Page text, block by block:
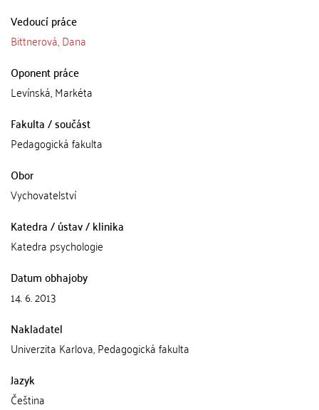
Vedoucí práce
Bittnerová, Dana
Oponent práce
Levínská, Markéta
Fakulta / součást
Pedagogická fakulta
Obor
Vychovatelství
Katedra / ústav / klinika
Katedra psychologie
Datum obhajoby
14. 6. 2013
Nakladatel
Univerzita Karlova, Pedagogická fakulta
Jazyk
Čeština